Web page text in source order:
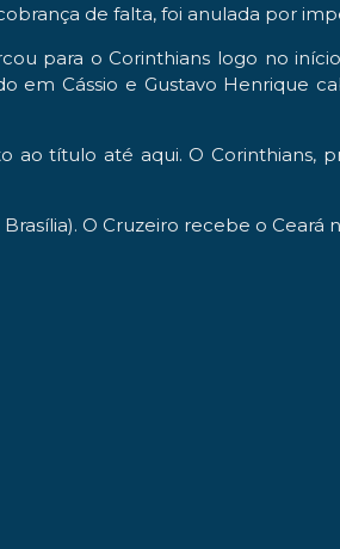
de falta, foi anulada por
para o Corinthians logo no
em Cássio e Gustavo Henrique
título até aqui. O Corinthians,
O Cruzeiro recebe o Ceará